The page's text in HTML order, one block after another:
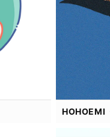
HOHOEMI